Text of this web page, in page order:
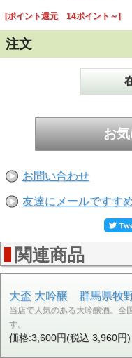
[ポイント還元 14ポイント～]
注文
お問い合わせ
友達にメールですす
関連商品
大盃 大吟醸 群馬県牧
当店で人気のある大吟醸酒。全
す。
価格:3,600円(税込 3,960円)